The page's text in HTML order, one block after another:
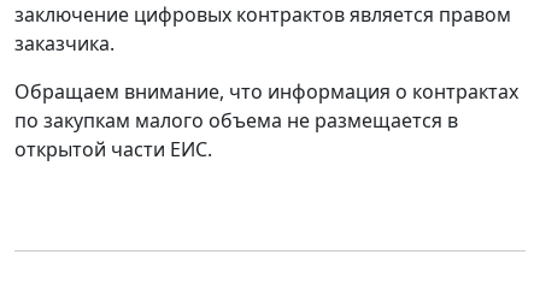
заключение цифровых контрактов является правом
заказчика.
Обращаем внимание, что информация о контрактах
по закупкам малого объема не размещается в
открытой части ЕИС.